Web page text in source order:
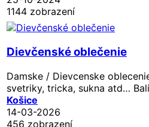
1144 zobrazení
Dievčenské oblečenie
Damske / Dievcenske
svetriky, tricka, sukna atd…
Košice
14-03-2026
456 zobrazení